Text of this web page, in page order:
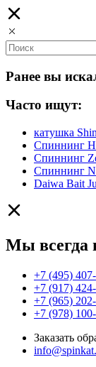
Ранее вы
Часто ищут:
катушка
Спиннинг
Спиннинг
Спиннинг
Daiwa Bait
Мы всегда
+7 (495)
+7 (917)
+7 (965)
+7 (978)
Заказать